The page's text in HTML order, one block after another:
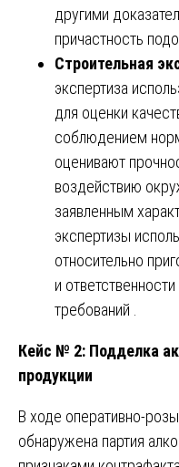
другими
причастность
Строительная
экспертиза
для оценки
соблюдением
оценивают
воздействию
заявленным
экспертизы
относительно
и
требований .
Кейс № 2: Подделка
продукции
В ходе оперативно-
обнаружена партия